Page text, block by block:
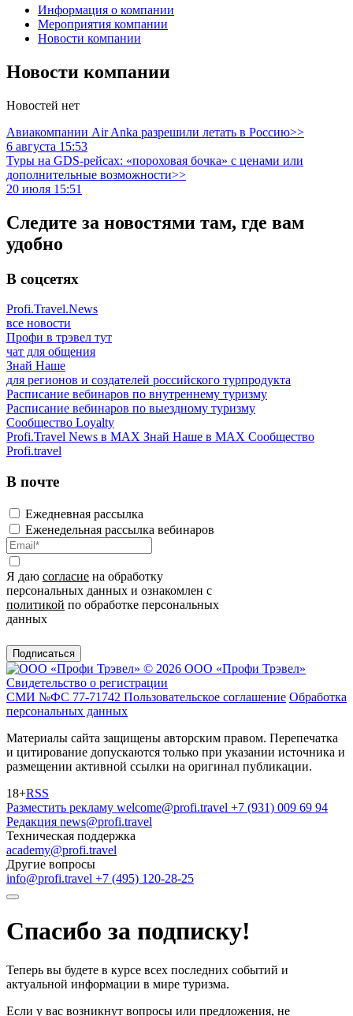
Информация о компании
Мероприятия компании
Новости компании
Новости компании
Новостей нет
Авиакомпании Air Anka разрешили летать в Россию>>
6 августа 15:53
Туры на GDS-рейсах: «пороховая бочка» с ценами или
дополнительные возможности>>
20 июля 15:51
Следите за новостями там, где вам
удобно
В соцсетях
Profi.Travel.News
все новости
Профи в трэвел тут
чат для общения
Знай Наше
для регионов и создателей российского турпродукта
Расписание вебинаров по внутреннему туризму
Расписание вебинаров по выездному туризму
Сообщество Loyalty
Profi.Travel News в MAX Знай Наше в MAX Сообщество
Profi.travel
В почте
Ежедневная рассылка
Еженедельная рассылка вебинаров
Я даю согласие на обработку
персональных данных и ознакомлен с
политикой по обработке персональных
данных
Подписаться
© 2026 ООО «Профи Трэвeл»
Свидетельство о регистрации
СМИ №ФС 77-71742 Пользовательское соглашение Обработка
персональных данных
Материалы сайта защищены авторским правом. Перепечатка
и цитирование допускаются только при указании источника и
размещении активной ссылки на оригинал публикации.
18+RSS
Разместить рекламу welcome@profi.travel +7 (931) 009 69 94
Редакция news@profi.travel
Техническая поддержка
academy@profi.travel
Другие вопросы
info@profi.travel +7 (495) 120-28-25
Спасибо за подписку!
Теперь вы будете в курсе всех последних событий и
актуальной информации в мире туризма.
Если у вас возникнут вопросы или предложения, не